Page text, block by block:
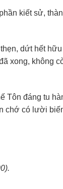
kiết sử,
dứt hết
xong, không
Tôn đáng tu
chớ có lười